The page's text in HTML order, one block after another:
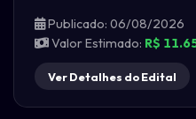
Publicado: 06/08/2026
Valor Estimado: R$
Ver Detalhes do Edital